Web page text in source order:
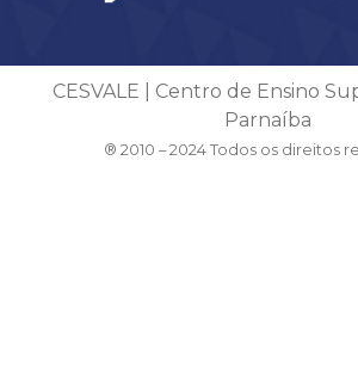
CESVALE | Centro de Ensino
Parnaíba
® 2010 – 2024 Todos os direitos